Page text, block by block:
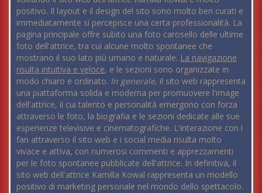
positivo. Il layout e il design del sito sono molto ben curati e
immediatamente si percepisce una certa professionalità. La
pagina principale offre subito una foto carosello delle ultime
foto dell'attrice, tra cui alcune molto spontanee che
mostrano il suo lato più umano e naturale. La navigazione
risulta intuitiva e veloce, e le sezioni sono organizzate in
modo chiaro e ordinato. In generale, il sito web rappresenta
una piattaforma solida e moderna per promuovere l'image
dell'attrice, il cui talento e personalità emergono con forza
attraverso le foto, la biografia e le sezioni dedicate alle sue
esperienze televisive e cinematografiche. L'interazione con i
fan attraverso il sito web e i social media risulta molto
vivace e attiva, con numerosi commenti e apprezzamenti
per le foto spontanee pubblicate dell'attrice. In definitiva, il
sito web dell'attrice Kamilla Kowal rappresenta un modello
positivo di marketing personale nel mondo dello spettacolo.